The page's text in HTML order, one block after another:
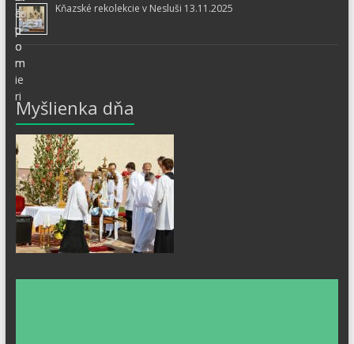
Kňazské rekolekcie v Nesluši 13.11.2025
Myšlienka dňa